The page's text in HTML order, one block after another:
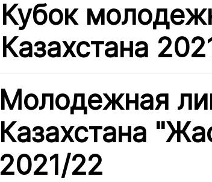
Кубок
Казахстана
Молодежная
Казахстана
2021/22